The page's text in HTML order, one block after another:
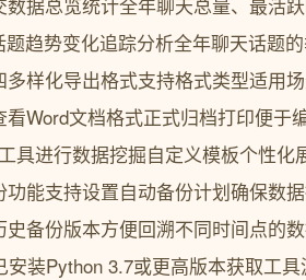
趋势变化追踪分析全年聊天话题
样化导出格式支持格式类型适用
Word文档格式正式归档打印便于
具进行数据挖掘自定义模板个性
能支持设置自动备份计划确保数
备份版本方便回溯不同时间点的
装Python 3.7或更高版本获取工